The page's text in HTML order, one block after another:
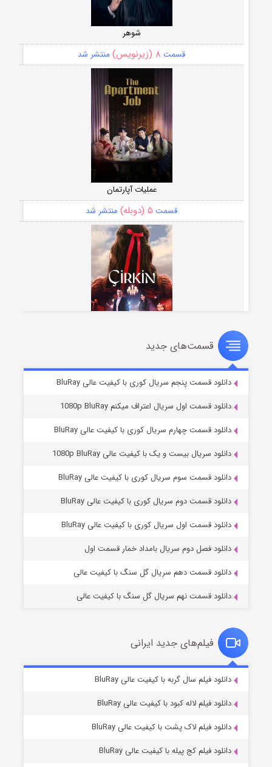
شوهر
قسمت ۸ (زیرنویس) منتشر شد
عملیات آپارتمان
قسمت ۵ (دوبله) منتشر شد
سریال زشت
قسمت۲ (زیرنویس) منتشر شد
مردگان متحرک: شهر مرده ۳
قسمت۲ (زیرنویس) منتشر شد
قسمت۷ (زیرنویس) منتشر شد
قسمت‌های جدید
دانلود قسمت پنجم سریال کوری با کیفیت عالی BluRay
دانلود قسمت اول سریال اعتراف میکنم 1080p BluRay
دانلود قسمت چهارم سریال کوری با کیفیت عالی BluRay
دانلود سریال بیست و یک با کیفیت عالی 1080p BluRay
دانلود قسمت سوم سریال کوری با کیفیت عالی BluRay
دانلود قسمت دوم سریال کوری با کیفیت عالی BluRay
دانلود قسمت اول سریال کوری با کیفیت عالی BluRay
دانلود فصل دوم سریال بامداد خمار قسمت اول
دانلود قسمت دهم سریال گل سنگ با کیفیت عالی
دانلود قسمت نهم سریال گل سنگ با کیفیت عالی
فیلم‌های جدید ایرانی
دانلود فیلم سال گربه با کیفیت عالی BluRay
دانلود فیلم لاله کبود با کیفیت عالی BluRay
دانلود فیلم لاک پشت با کیفیت عالی BluRay
دانلود فیلم کج‌ پیله با کیفیت عالی BluRay